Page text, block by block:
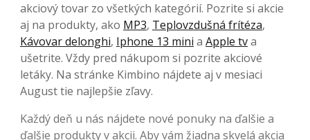
akciový tovar zo všetkých kategórií. Pozrite si akcie
aj na produkty, ako MP3, Teplovzdušná frítéza,
Kávovar delonghi, Iphone 13 mini a Apple tva
ušetrite. Vždy pred nákupom si pozrite akciové
letáky. Na stránke Kimbino nájdete aj v mesiaci
August tie najlepšie zľavy.
Každý deň u nás nájdete nové ponuky na ďalšie a
ďalšie produkty v akcii. Aby vám žiadna skvelá akcia